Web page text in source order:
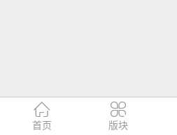

首页

版块